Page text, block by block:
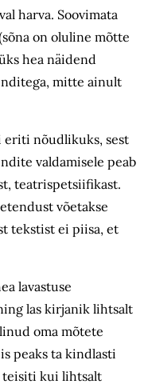
harva. Soovimata
on oluline mõtte
hea näidend
mitte ainult
eriti nõudlikuks, sest
valdamisele peab
teatrispetsiifikast.
võetakse
tekstist ei piisa, et
lavastuse
las kirjanik lihtsalt
oma mõtete
peaks ta kindlasti
teisiti kui lihtsalt